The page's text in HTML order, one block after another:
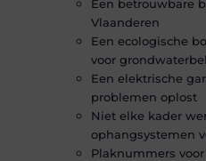
Een betrouwbare
Vlaanderen
Een ecologische
voor
Een elektrische
problemen oplost
Niet elke kader
ophangsystemen
Plaknummers